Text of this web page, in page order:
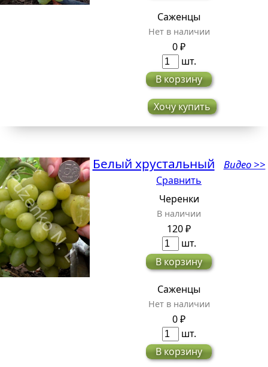
Саженцы
Нет в наличии
0 ₽
шт.
В корзину
Хочу купить
Белый хрустальный Видео >>
Сравнить
Черенки
В наличии
120 ₽
шт.
В корзину
Саженцы
Нет в наличии
0 ₽
шт.
В корзину